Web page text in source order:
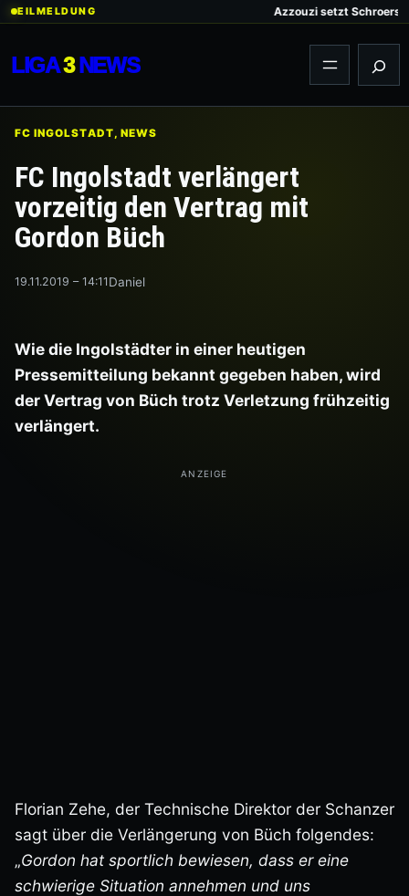
Zum
springen
EILMELDUNG Azzouzi setzt Schroers
LIGA3NEWS
FC INGOLSTADT, NEWS
FC Ingolstadt verlängert
vorzeitig den Vertrag mit
Gordon Büch
19.11.2019 – 14:11 Daniel
Wie die Ingolstädter in einer heutigen
Pressemitteilung bekannt gegeben haben, wird
der Vertrag von Büch trotz Verletzung frühzeitig
verlängert.
Florian Zehe, der Technische Direktor der Schanzer
sagt über die Verlängerung von Büch folgendes:
„Gordon hat sportlich bewiesen, dass er eine
schwierige Situation annehmen und uns